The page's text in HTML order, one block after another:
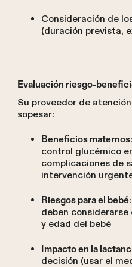
Consideración de
(duración prevista,
Evaluación riesgo-
Su proveedor de
sopesar:
Beneficios maternos
control glucémico
complicaciones de
intervención
Riesgos para el bebé
deben
y edad del bebé
Impacto en la
decisión (usar el